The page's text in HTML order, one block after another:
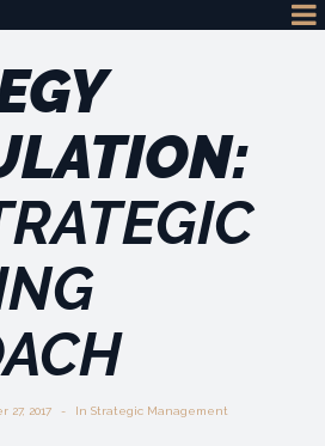
27, 2017 In Strategic Management